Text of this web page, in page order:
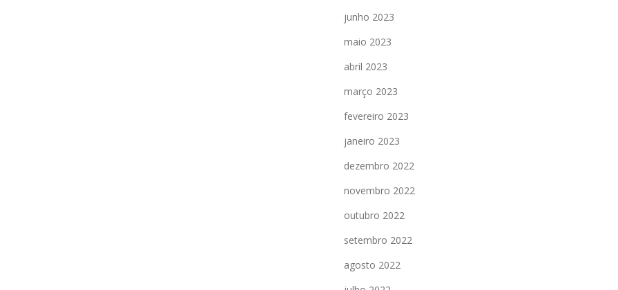
junho 2023
maio 2023
abril 2023
março 2023
fevereiro 2023
janeiro 2023
dezembro 2022
novembro 2022
outubro 2022
setembro 2022
agosto 2022